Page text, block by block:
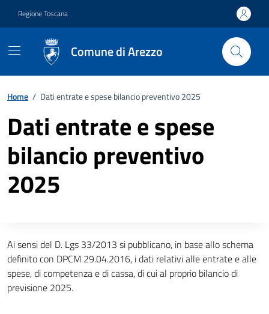
Regione Toscana
Comune di Arezzo
Home / Dati entrate e spese bilancio preventivo 2025
Dati entrate e spese
bilancio preventivo
2025
Descrizione completa
Ai sensi del D. Lgs 33/2013 si pubblicano, in base allo schema
definito con DPCM 29.04.2016, i dati relativi alle entrate e alle
spese, di competenza e di cassa, di cui al proprio bilancio di
previsione 2025.